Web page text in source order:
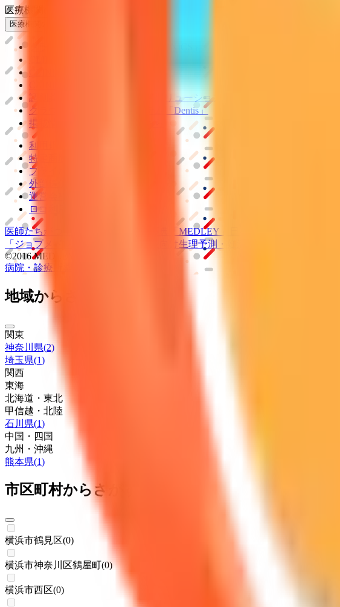
医療機関の方
医療機関の方
調剤薬局向け統合型クラウドソリューション
クラウド歯科業務
「Dentis」
掲載情報の修正・削除はこちら
利用規約
特定商取引法に基づく表記
プライバシーポリシー
外部送信ポリシー
運営会社
ロゴ利用ガイドライン
医師たちがつくる 「MEDLEY」
「ジョブメドレー
女性向け生理予測・妊活アプリ
©2016 MEDLEY, INC.
病院・診療所
地域からさがす
関東
神奈川県(2)
埼玉県(1)
関西
東海
北海道・東北
甲信越・北陸
石川県(1)
中国・四国
九州・沖縄
熊本県(1)
市区町村からさがす
横浜市鶴見区(0)
横浜市神奈川区鶴屋町(0)
横浜市西区(0)